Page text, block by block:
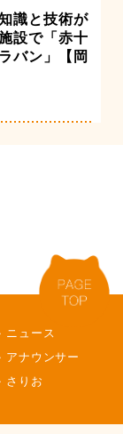
識と技術が
設で「赤十
バン」【岡
ニュース
アナウンサー
さりお